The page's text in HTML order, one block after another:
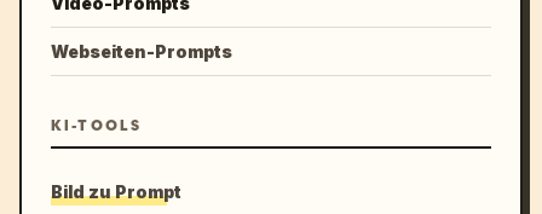
Webseiten-Prompts
KI-TOOLS
Bild zu Prompt